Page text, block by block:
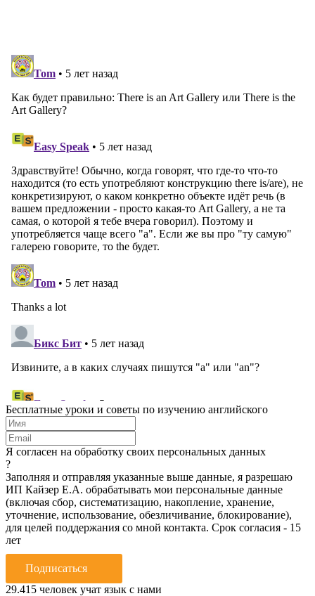
Бесплатные уроки и советы по изучению английского
Я согласен на обработку своих персональных данных
?
Заполняя и отправляя указанные выше данные, я разрешаю
ИП Кайзер Е.А. обрабатывать мои персональные данные
(включая сбор, систематизацию, накопление, хранение,
уточнение, использование, обезличивание, блокирование),
для целей поддержания со мной контакта. Срок согласия - 15
лет
Подписаться
29.415 человек учат язык с нами